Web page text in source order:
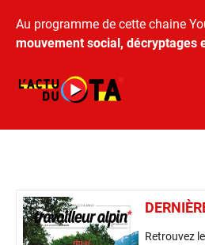
Au programme de cette chaine
mouvement social, décryptages
Retrouvez